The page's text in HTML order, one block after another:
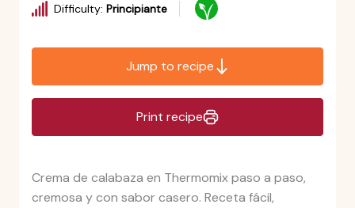
Difficulty: Principiante
Jump to recipe
Print recipe
Crema de calabaza en Thermomix paso a paso,
cremosa y con sabor casero. Receta fácil,